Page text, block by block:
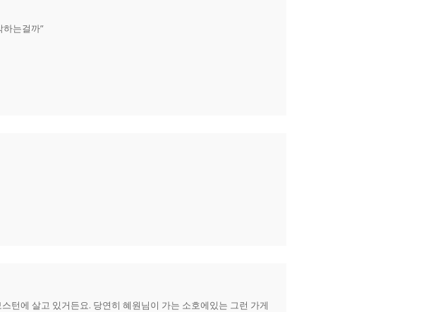
하는걸까”
턴에 살고 있거든요. 당연히 혜원님이 가는 소호에있는 그런 가게